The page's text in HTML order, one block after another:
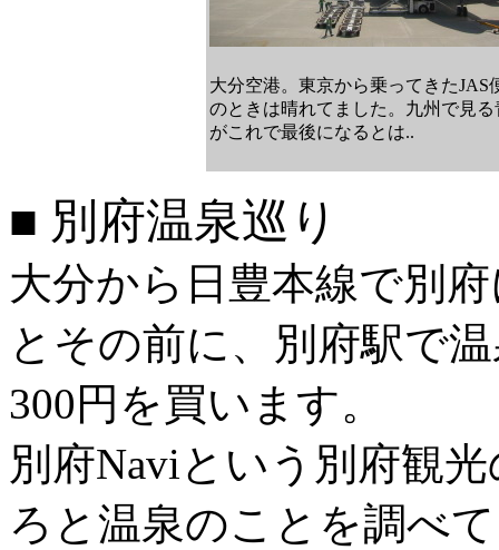
大分空港。東京から乗ってきたJAS
のときは晴れてました。九州で見る
がこれで最後になるとは..
■ 別府温泉巡り
大分から日豊本線で別
とその前に、別府駅で
300円を買います。
別府Naviという別府観
ろと温泉のことを調べ